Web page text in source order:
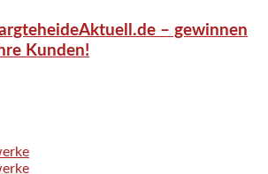
– gewinnen
Kunden!